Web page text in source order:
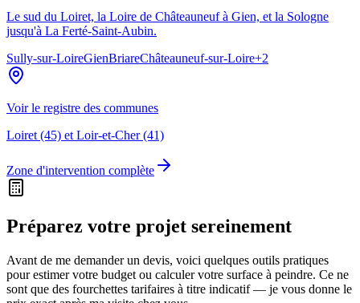
Le sud du Loiret, la Loire de Châteauneuf à Gien, et la Sologne
jusqu'à La Ferté-Saint-Aubin.
Sully-sur-LoireGienBriareChâteauneuf-sur-Loire+2
Voir le registre des communes
Loiret (45) et Loir-et-Cher (41)
Zone d'intervention complète
Préparez votre projet sereinement
Avant de me demander un devis, voici quelques outils pratiques
pour estimer votre budget ou calculer votre surface à peindre. Ce ne
sont que des fourchettes tarifaires à titre indicatif — je vous donne le